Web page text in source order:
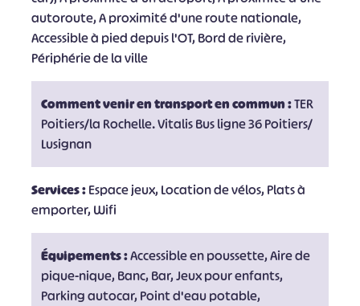
autoroute, A proximité d'une route nationale,
Accessible à pied depuis l'OT, Bord de rivière,
Périphérie de la ville
Comment venir en transport en commun :TER
Poitiers/la Rochelle. Vitalis Bus ligne 36 Poitiers/
Lusignan
Services :Espace jeux, Location de vélos, Plats à
emporter, Wifi
Équipements :Accessible en poussette, Aire de
pique-nique, Banc, Bar, Jeux pour enfants,
Parking autocar, Point d'eau potable,